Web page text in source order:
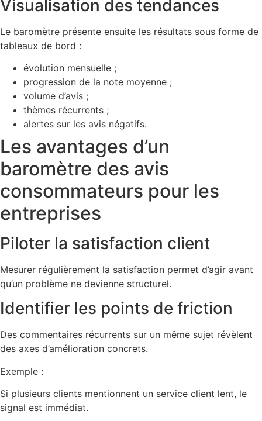
Visualisation des tendances
Le baromètre présente ensuite les résultats sous forme de
tableaux de bord :
évolution mensuelle ;
progression de la note moyenne ;
volume d’avis ;
thèmes récurrents ;
alertes sur les avis négatifs.
Les avantages d’un
baromètre des avis
consommateurs pour les
entreprises
Piloter la satisfaction client
Mesurer régulièrement la satisfaction permet d’agir avant
qu’un problème ne devienne structurel.
Identifier les points de friction
Des commentaires récurrents sur un même sujet révèlent
des axes d’amélioration concrets.
Exemple :
Si plusieurs clients mentionnent un service client lent, le
signal est immédiat.